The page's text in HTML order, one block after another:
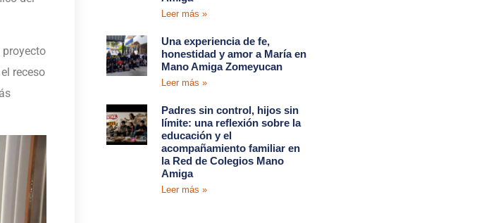
proyecto
receso
Leer más »
Una experiencia de fe,
honestidad y amor a María en
Mano Amiga Zomeyucan
Leer más »
Padres sin control, hijos sin
límite: una reflexión sobre la
educación y el
acompañamiento familiar en
la Red de Colegios Mano
Amiga
Leer más »